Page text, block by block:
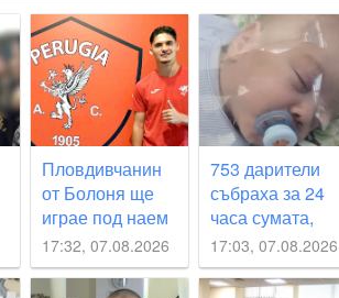
Пловдивчанин
от Болоня ще
играе под наем
в Перуджа
17:32, 07.08.2026
753 дарители
събраха за 24
часа сумата,
необходима за
мъничкия Пепи
17:03, 07.08.2026